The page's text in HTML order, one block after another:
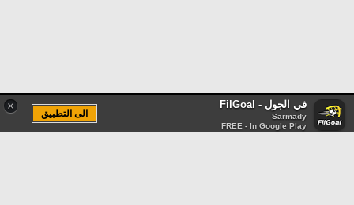
× في الجول - FilGoal
Sarmady
FREE - In Google Play
الى التطبيق